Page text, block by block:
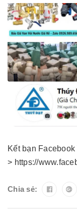
Kết bạn
> https://
Chia sẻ: